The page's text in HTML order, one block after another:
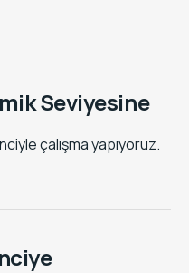
Seviyesine
çalışma yapıyoruz.